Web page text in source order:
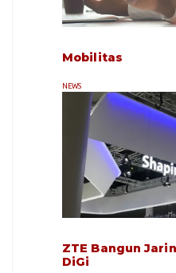
Mobilitas
NEWS
ZTE Bangun
DiGi